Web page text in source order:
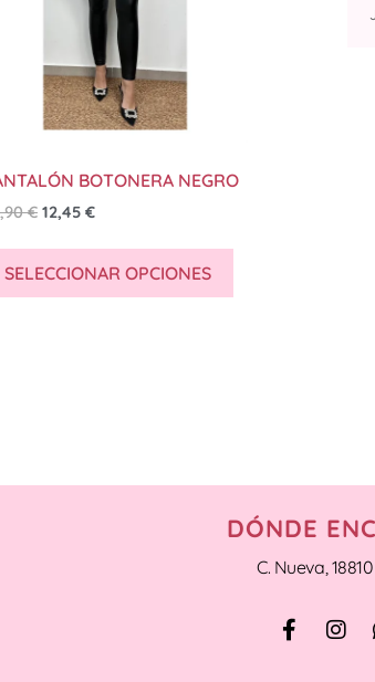
BOTONERA NEGRO
€ 12,45 €
SELECCIONAR OPCIONES
DÓNDE
C. Nueva,